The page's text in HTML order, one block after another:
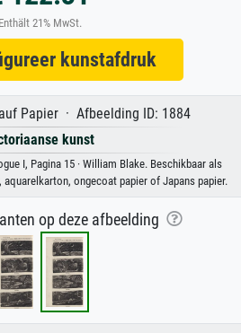
Enthält 21% MwSt.
kunstafdruk
Papier · Afbeelding ID: 1884
kunst
I, Pagina 15 · William Blake. Beschikbaar als
ongecoat papier of Japans papier.
op deze afbeelding